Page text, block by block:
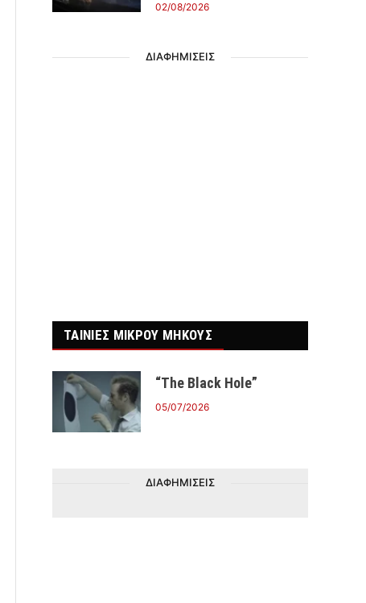
02/08/2026
ΔΙΑΦΗΜΙΣΕΙΣ
ΤΑΙΝΙΕΣ ΜΙΚΡΟΥ ΜΗΚΟΥΣ
“The Black Hole”
05/07/2026
ΔΙΑΦΗΜΙΣΕΙΣ